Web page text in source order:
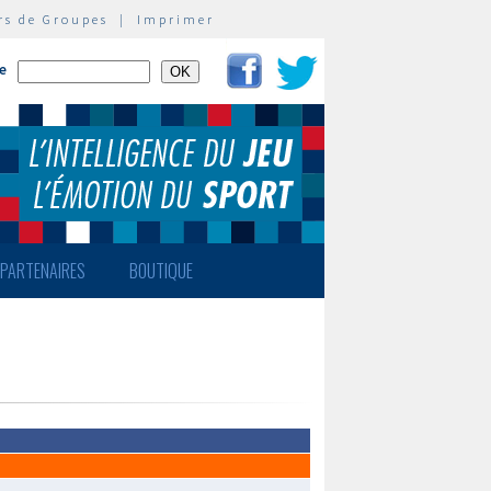
de Groupes | Imprimer
PARTENAIRES BOUTIQUE